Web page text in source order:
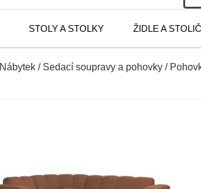
STOLY A STOLKY ŽIDLE A
Nábytek / Sedací soupravy a pohovky /